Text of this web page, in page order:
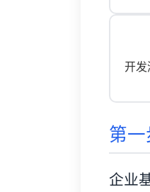
开发
第
企业